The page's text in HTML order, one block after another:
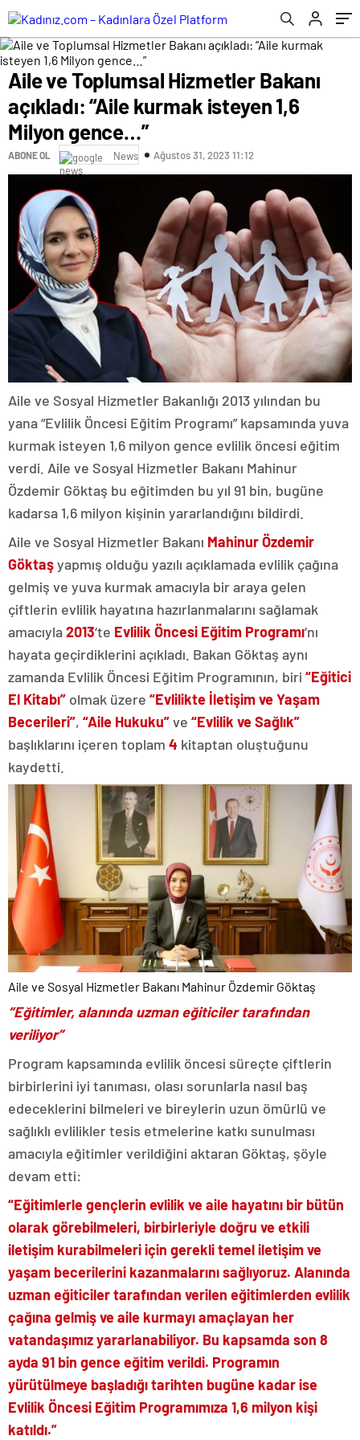
Aile ve Toplumsal Hizmetler Bakanı
açıkladı: “Aile kurmak isteyen 1,6
Milyon gence…”
ABONE OL News Ağustos 31, 2023 11:12
Aile ve Sosyal Hizmetler Bakanlığı 2013 yılından bu
yana “Evlilik Öncesi Eğitim Programı” kapsamında yuva
kurmak isteyen 1,6 milyon gence evlilik öncesi eğitim
verdi. Aile ve Sosyal Hizmetler Bakanı Mahinur
Özdemir Göktaş bu eğitimden bu yıl 91 bin, bugüne
kadarsa 1,6 milyon kişinin yararlandığını bildirdi.
Aile ve Sosyal Hizmetler Bakanı Mahinur Özdemir
Göktaşyapmış olduğu yazılı açıklamada evlilik çağına
gelmiş ve yuva kurmak amacıyla bir araya gelen
çiftlerin evlilik hayatına hazırlanmalarını sağlamak
amacıyla2013‘te Evlilik Öncesi Eğitim Programı‘nı
hayata geçirdiklerini açıkladı. Bakan Göktaş aynı
zamanda Evlilik Öncesi Eğitim Programının, biri “Eğitici
El Kitabı” olmak üzere “Evlilikte İletişim ve Yaşam
Becerileri”, “Aile Hukuku”ve “Evlilik ve Sağlık”
başlıklarını içeren toplam 4 kitaptan oluştuğunu
kaydetti.
Aile ve Sosyal Hizmetler Bakanı Mahinur Özdemir Göktaş
“Eğitimler, alanında uzman eğiticiler tarafından
veriliyor”
Program kapsamında evlilik öncesi süreçte çiftlerin
birbirlerini iyi tanıması, olası sorunlarla nasıl baş
edeceklerini bilmeleri ve bireylerin uzun ömürlü ve
sağlıklı evlilikler tesis etmelerine katkı sunulması
amacıyla eğitimler verildiğini aktaran Göktaş, şöyle
devam etti:
“Eğitimlerle gençlerin evlilik ve aile hayatını bir bütün
olarak görebilmeleri, birbirleriyle doğru ve etkili
iletişim kurabilmeleri için gerekli temel iletişim ve
yaşam becerilerini kazanmalarını sağlıyoruz. Alanında
uzman eğiticiler tarafından verilen eğitimlerden evlilik
çağına gelmiş ve aile kurmayı amaçlayan her
vatandaşımız yararlanabiliyor. Bu kapsamda son 8
ayda 91 bin gence eğitim verildi. Programın
yürütülmeye başladığı tarihten bugüne kadar ise
Evlilik Öncesi Eğitim Programımıza 1,6 milyon kişi
katıldı.”